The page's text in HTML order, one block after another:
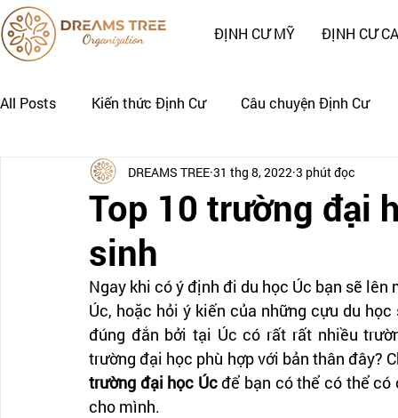
ĐỊNH CƯ MỸ ĐỊNH CƯ
All Posts Kiến thức Định Cư Câu chuyện Định Cư
Nhật Ký Định Cư của Khách Hàng CÂU CHUYỆN
Top 10 trường đại
sinh
DREAMS TREE 31 thg 8, 2022 3 phút đọc
Ngay khi có ý định đi du học Úc bạn sẽ
Úc, hoặc hỏi ý kiến của những cựu du
đúng đắn bởi tại Úc có rất rất nhiều
trường đại học phù hợp với bản thân đây?
trường đại học Úc để bạn có thể có thể có
cho mình.